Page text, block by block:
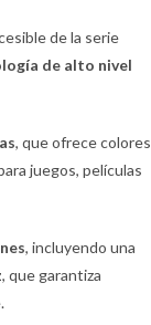
de la serie
de alto nivel
, que ofrece colores
juegos, películas
, incluyendo una
, que garantiza